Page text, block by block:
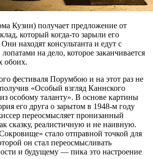
Кузин) получает предложение от
который когда-то зарыли его
находят консультанта и едут с
на дело, которое заканчивается
обоих.
фестиваля Порумбою и на этот раз не
«Особый взгляд Каннского
особому таланту». В основе картины
его друга о зарытом в 1948-м году
переосмысляет пронизанный
сказку, реалистичную и не наивную.
стало отправной точкой для
он стал переосмысливать
и будущему — пика это настроение